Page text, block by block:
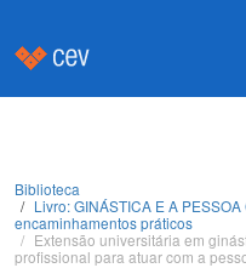
Biblioteca
Livro: GINÁSTICA E A
encaminhamentos práticos
Extensão universitária em
profissional para atuar com a